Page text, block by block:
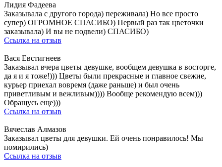
Лидия Фадеева
Заказывала с другого города) переживала) Но все просто
супер) ОГРОМНОЕ СПАСИБО) Первый раз так цветочки
заказывала) И вы не подвели) СПАСИБО)
Ссылка на отзыв
Вася Евстигнеев
Заказывал вчера цветы девушке, вообщем девушка в восторге,
да я и я тоже!))) Цветы были прекрасные и главное свежие,
курьер приехал вовремя (даже раньше) и был очень
приветливым и вежливым)))) Вообще рекомендую всем)))
Обращусь еще)))
Ссылка на отзыв
Вячеслав Алмазов
Заказывал цветы для девушки. Ей очень понравилось! Мы
помирились)
Ссылка на отзыв